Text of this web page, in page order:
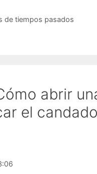
de tiempos pasados
abrir
el